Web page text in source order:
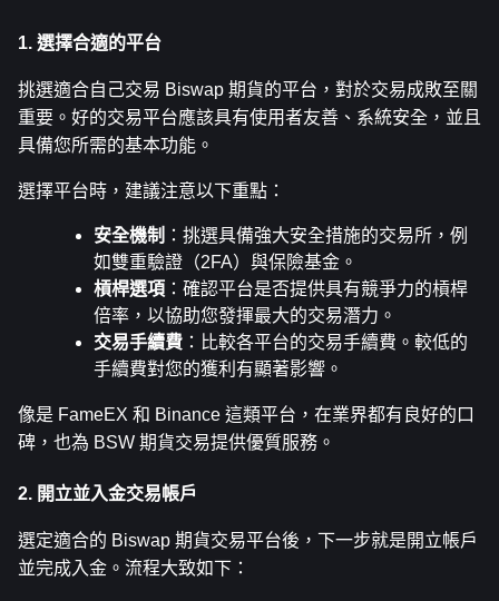
1. 選擇合適的平台
挑選適合自己交易 Biswap 期貨的平台，對於交易成敗至關
重要。好的交易平台應該具有使用者友善、系統安全，並且
具備您所需的基本功能。
選擇平台時，建議注意以下重點：
安全機制 ：挑選具備強大安全措施的交易所，例
如雙重驗證（2FA）與保險基金。
槓桿選項 ：確認平台是否提供具有競爭力的槓桿
倍率，以協助您發揮最大的交易潛力。
交易手續費 ：比較各平台的交易手續費。較低的
手續費對您的獲利有顯著影響。
像是 FameEX 和 Binance 這類平台，在業界都有良好的口
碑，也為 BSW 期貨交易提供優質服務。
2. 開立並入金交易帳戶
選定適合的 Biswap 期貨交易平台後，下一步就是開立帳戶
並完成入金。流程大致如下：